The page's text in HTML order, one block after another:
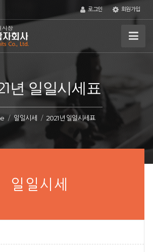
로그인 회원가입
년 일일시세표
일일시세 2021년 일일시세표
일일시세